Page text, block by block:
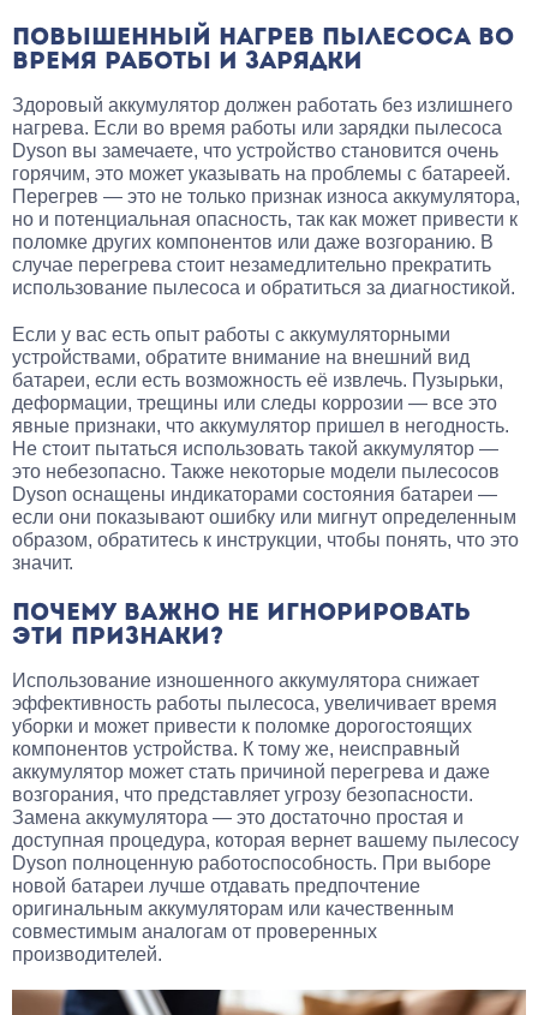
ПОВЫШЕННЫЙ НАГРЕВ ПЫЛЕСОСА ВО
ВРЕМЯ РАБОТЫ И ЗАРЯДКИ
Здоровый аккумулятор должен работать без излишнего
нагрева. Если во время работы или зарядки пылесоса
Dyson вы замечаете, что устройство становится очень
горячим, это может указывать на проблемы с батареей.
Перегрев — это не только признак износа аккумулятора,
но и потенциальная опасность, так как может привести к
поломке других компонентов или даже возгоранию. В
случае перегрева стоит незамедлительно прекратить
использование пылесоса и обратиться за диагностикой.
Если у вас есть опыт работы с аккумуляторными
устройствами, обратите внимание на внешний вид
батареи, если есть возможность её извлечь. Пузырьки,
деформации, трещины или следы коррозии — все это
явные признаки, что аккумулятор пришел в негодность.
Не стоит пытаться использовать такой аккумулятор —
это небезопасно. Также некоторые модели пылесосов
Dyson оснащены индикаторами состояния батареи —
если они показывают ошибку или мигнут определенным
образом, обратитесь к инструкции, чтобы понять, что это
значит.
ПОЧЕМУ ВАЖНО НЕ ИГНОРИРОВАТЬ
ЭТИ ПРИЗНАКИ?
Использование изношенного аккумулятора снижает
эффективность работы пылесоса, увеличивает время
уборки и может привести к поломке дорогостоящих
компонентов устройства. К тому же, неисправный
аккумулятор может стать причиной перегрева и даже
возгорания, что представляет угрозу безопасности.
Замена аккумулятора — это достаточно простая и
доступная процедура, которая вернет вашему пылесосу
Dyson полноценную работоспособность. При выборе
новой батареи лучше отдавать предпочтение
оригинальным аккумуляторам или качественным
совместимым аналогам от проверенных
производителей.